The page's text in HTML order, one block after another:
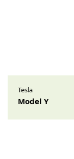
Tesla
Model Y